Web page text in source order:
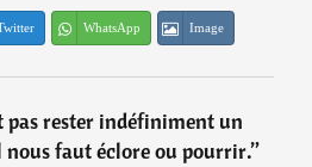
WhatsApp Image
pas rester indéfiniment un
faut éclore ou pourrir.”